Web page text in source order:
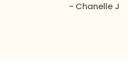
- Chanelle J